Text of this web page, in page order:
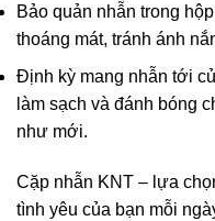
Bảo quản nhẫn trong
thoáng mát, tránh ánh
Định kỳ mang nhẫn tới
làm sạch và đánh bóng
như mới.
Cặp nhẫn KNT – lựa
tình yêu của bạn mỗi